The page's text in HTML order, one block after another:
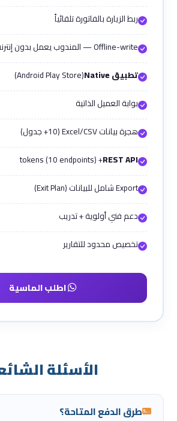
ربط الزيارة بالفاتورة تلقائياً
Offline-write — المندوب يعمل بدون إنترنت
تطبيق Native
(Android Play Store)
بوابة العميل الذاتية
هجرة بيانات Excel/CSV (10+ جدول)
REST API
+ tokens (10 endpoints)
Export شامل للبيانات (Exit Plan)
دعم فني أولوية + تدريب
تخصيص محدود للتقارير
اطلب الماسية
الأسئلة
طرق الدفع المتاحة؟